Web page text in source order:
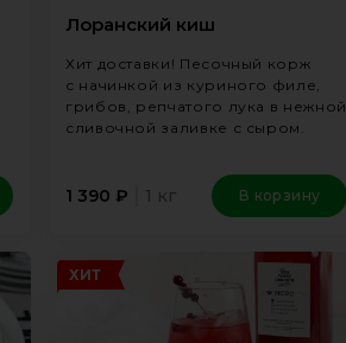
Лоранский киш
Хит доставки! Песочный корж
с начинкой из куриного филе,
грибов, репчатого лука в нежной
сливочной заливке с сыром.
1 390 ₽ 1 кг В корзину
ХИТ